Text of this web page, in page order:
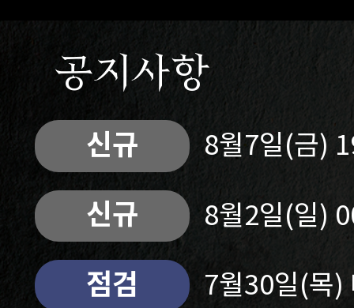
공지사항
신규 8월7일(금)
신규 8월2일(일)
점검 7월30일(목)